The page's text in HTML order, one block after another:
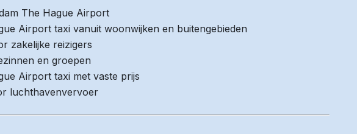
The Hague Airport
Airport taxi vanuit woonwijken en buitengebieden
zakelijke reizigers
en groepen
Airport taxi met vaste prijs
luchthavenvervoer